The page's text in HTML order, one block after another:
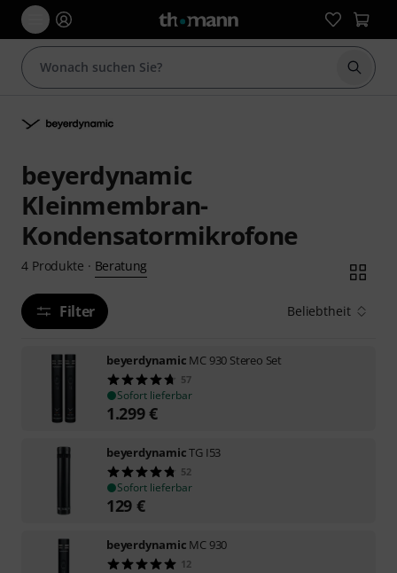
Suche
beyerdynamic
Kleinmembran-
Kondensatormikrofone
4 Produkte · Beratung
Filter Beliebtheit
beyerdynamic MC 930 Stereo Set
57
Sofort lieferbar
1.299€
beyerdynamicTG I53
52
Sofort lieferbar
129 €
beyerdynamic MC 930
12